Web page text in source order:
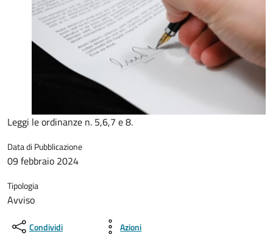
Leggi le ordinanze n. 5,6,7 e 8.
Data di Pubblicazione
09 febbraio 2024
Tipologia
Avviso
Condividi Azioni